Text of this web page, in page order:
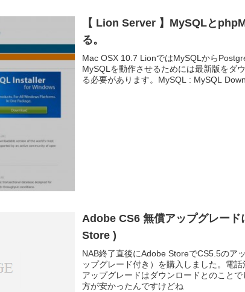
【 Lion Server 】MySQLと
る。
Mac OSX 10.7 LionではMySQLから
MySQLを動作させるためには最新版をダ
る必要があります。MySQL : MySQL
Adobe CS6 無償アップグレー
Store )
NAB終了直後にAdobe StoreでCS5.5のア
ップグレード付き）を購入しました。電
アップグレードはダウンロードとのこと
方が安かったんですけどね